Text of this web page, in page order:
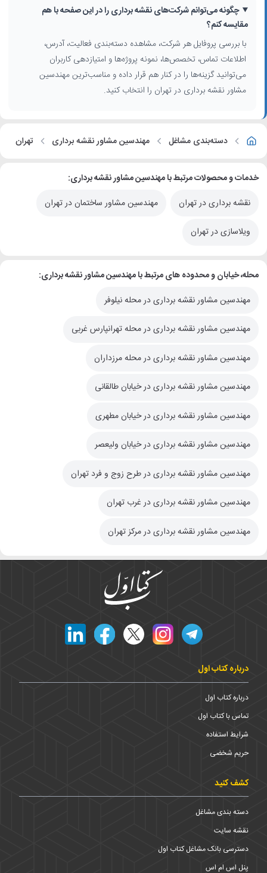
ذی‌ربط می‌تواند روند کار شما را سریع‌تر و کم‌ریسک‌تر کند.
چگونه می‌توانم شرکت‌های نقشه برداری را در این صفحه با هم
مقایسه کنم؟
با بررسی پروفایل هر شرکت، مشاهده دسته‌بندی فعالیت، آدرس،
اطلاعات تماس، تخصص‌ها، نمونه پروژه‌ها و امتیازدهی کاربران
می‌توانید گزینه‌ها را در کنار هم قرار داده و مناسب‌ترین مهندسین
مشاور نقشه برداری در تهران را انتخاب کنید.
دسته‌بندی مشاغل مهندسین مشاور نقشه برداری تهران
خدمات و محصولات مرتبط با مهندسین مشاور نقشه برداری:
نقشه برداری در تهران
مهندسین مشاور ساختمان در تهران
ویلاسازی در تهران
محله، خیابان و محدوده های مرتبط با مهندسین مشاور نقشه برداری:
مهندسین مشاور نقشه برداری در محله نیلوفر
مهندسین مشاور نقشه برداری در محله تهرانپارس غربی
مهندسین مشاور نقشه برداری در محله مرزداران
مهندسین مشاور نقشه برداری در خیابان طالقانی
مهندسین مشاور نقشه برداری در خیابان مطهری
مهندسین مشاور نقشه برداری در خیابان ولیعصر
مهندسین مشاور نقشه برداری در طرح زوج و فرد تهران
مهندسین مشاور نقشه برداری در غرب تهران
مهندسین مشاور نقشه برداری در مرکز تهران
درباره کتاب اول
درباره کتاب اول
تماس با کتاب اول
شرایط استفاده
حریم شخضی
کشف کنید
دسته بندی مشاغل
نقشه سایت
دسترسی بانک مشاغل کتاب اول
پنل اس ام اس